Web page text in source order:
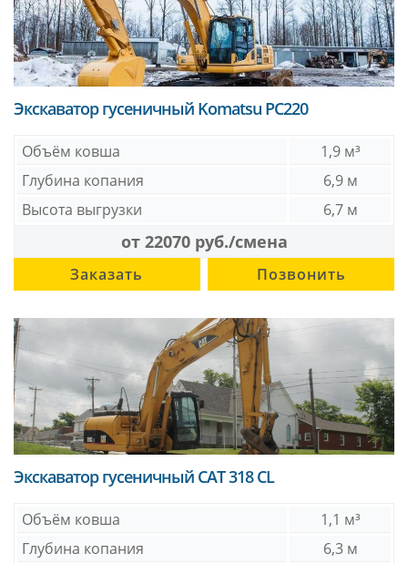
Экскаватор гусеничный Komatsu PC220
Объём ковша
1,9 м³
Глубина копания
6,9 м
Высота выгрузки
6,7 м
от 22070 руб./смена
Заказать Позвонить
Экскаватор гусеничный CAT 318 CL
Объём ковша
1,1 м³
Глубина копания
6,3 м